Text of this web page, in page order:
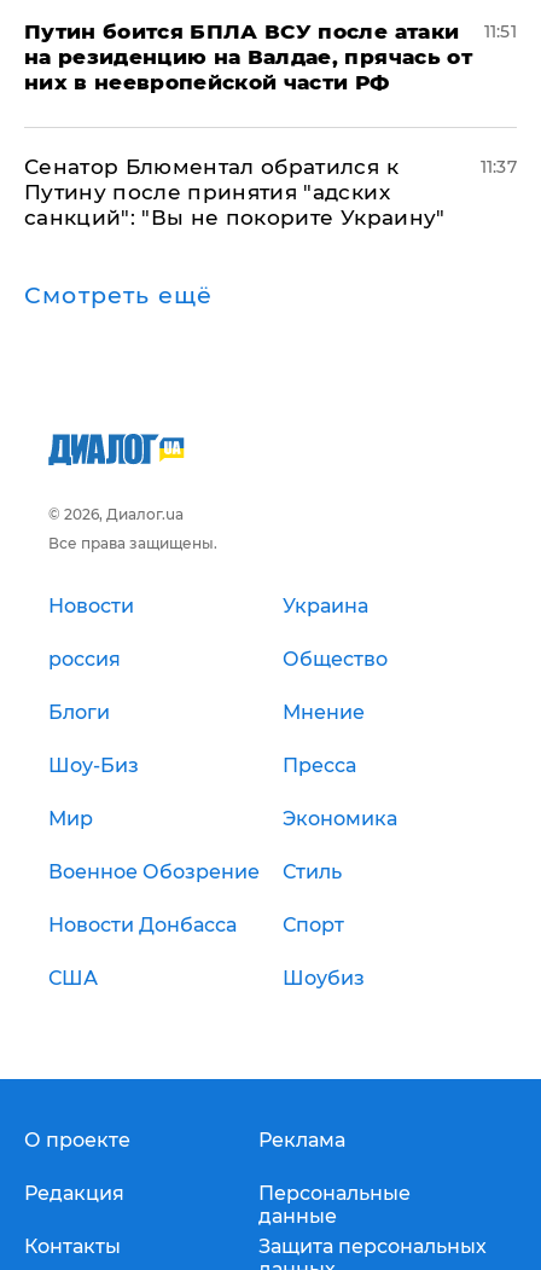
Путин боится БПЛА ВСУ после атаки
на резиденцию на Валдае, прячась от
них в неевропейской части РФ
11:51
Сенатор Блюментал обратился к
Путину после принятия "адских
санкций": "Вы не покорите Украину"
11:37
Смотреть ещё
© 2026, Диалог.ua
Все права защищены.
Новости Украина
россия Общество
Блоги Мнение
Шоу-Биз Пресса
Мир Экономика
Военное Обозрение Стиль
Новости Донбасса Спорт
США Шоубиз
О проекте
Редакция
Контакты
Реклама
Персональные
данные
Защита персональных